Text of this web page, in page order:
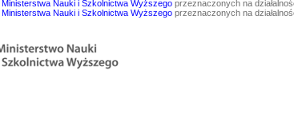
Ministerstwa Nauki i Szkolnictwa Wyższegoprzeznaczonych na
Ministerstwa Nauki i Szkolnictwa Wyższegoprzeznaczonych na